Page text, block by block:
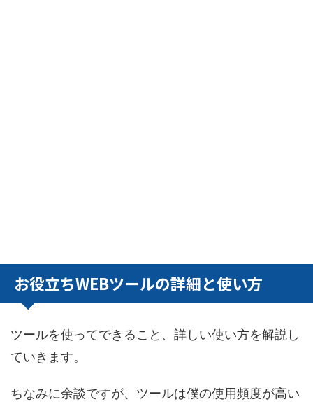
お役立ちWEBツールの詳細と使い方
ツールを使ってできること、詳しい使い方を解説し
ていきます。
ちなみに余談ですが、ツールは僕の使用頻度が高い